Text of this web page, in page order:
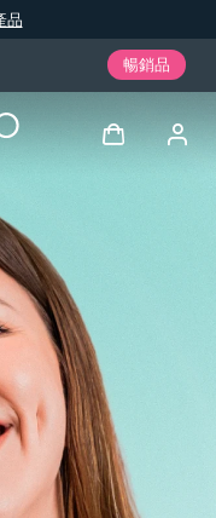
品
暢銷品
我的訂單
我的地址
Español
Português
Русский
繁體中文